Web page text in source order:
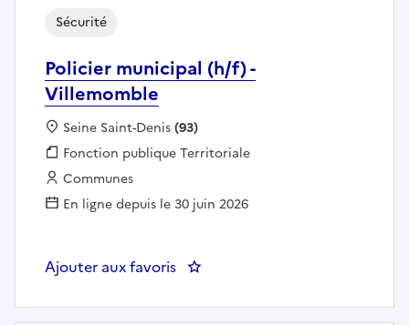
Policier municipal (h/f) -
Villemomble
Sécurité
Localisation :
Seine Saint-Denis(93)
Fonction publique :
Fonction publique Territoriale
Employeur :
Communes
En ligne depuis le 30 juin 2026
Ajouter aux favoris : Policier municipal (h/f) -